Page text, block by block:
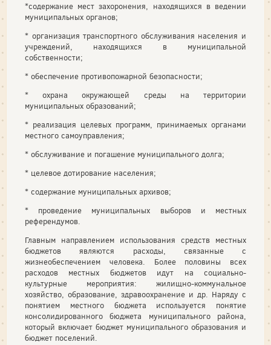
*содержание мест захоронения, находящихся в ведении
муниципальных органов;
* организация транспортного обслуживания населения и
учреждений, находящихся в муниципальной
собственности;
* обеспечение противопожарной безопасности;
* охрана окружающей среды на территории
муниципальных образований;
* реализация целевых программ, принимаемых органами
местного самоуправления;
* обслуживание и погашение муниципального долга;
* целевое дотирование населения;
* содержание муниципальных архивов;
* проведение муниципальных выборов и местных
референдумов.
Главным направлением использования средств местных
бюджетов являются расходы, связанные с
жизнеобеспечением человека. Более половины всех
расходов местных бюджетов идут на социально-
культурные мероприятия: жилищно-коммунальное
хозяйство, образование, здравоохранение и др. Наряду с
понятием местного бюджета используется понятие
консолидированного бюджета муниципального района,
который включает бюджет муниципального образования и
бюджет поселений.